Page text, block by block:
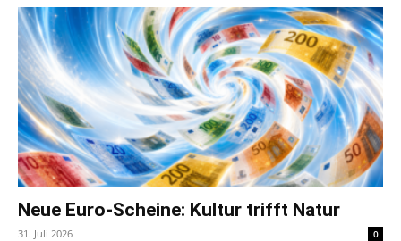
Neue Euro-Scheine: Kultur trifft Natur
31. Juli 2026 0